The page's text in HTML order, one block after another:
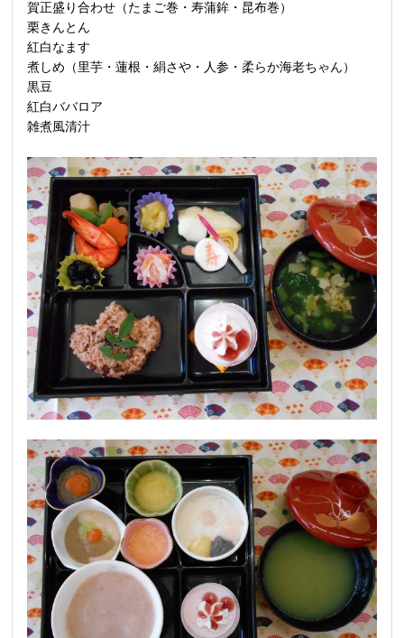
賀正盛り合わせ（たまご巻・寿蒲鉾・昆布巻）
栗きんとん
紅白なます
煮しめ（里芋・蓮根・絹さや・人参・柔らか海老ちゃん）
黒豆
紅白ババロア
雑煮風清汁